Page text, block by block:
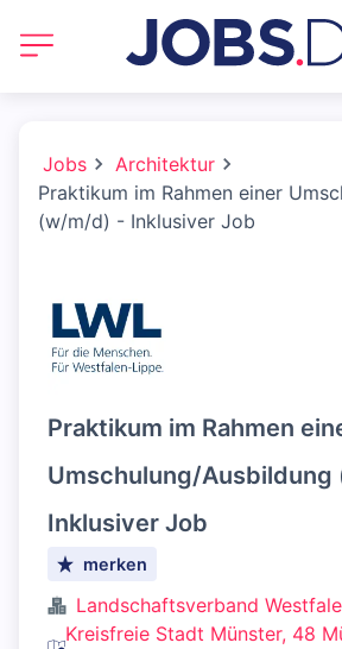
Jobs
Architektur
Praktikum im Rahmen einer
(w/m/d) - Inklusiver Job
Praktikum im Rahmen
Umschulung/
Inklusiver Job
merken
Landschaftsverband
Kreisfreie Stadt Münster, 48